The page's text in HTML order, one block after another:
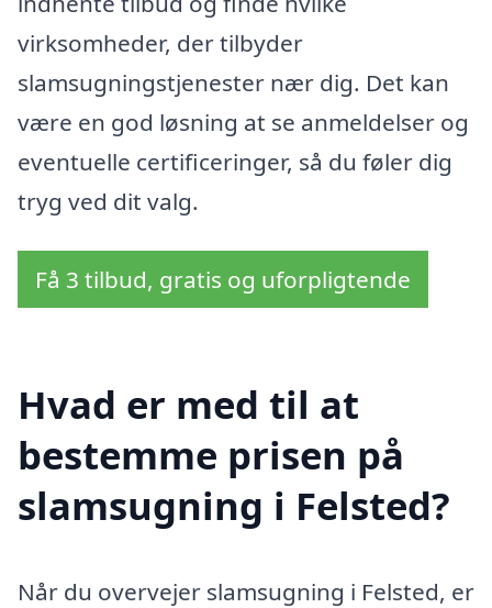
virksomheder, der tilbyder
slamsugningstjenester nær dig. Det kan
være en god løsning at se anmeldelser og
eventuelle certificeringer, så du føler dig
tryg ved dit valg.
Få 3 tilbud, gratis og uforpligtende
Hvad er med til at
bestemme prisen på
slamsugning i Felsted?
Når du overvejer slamsugning i Felsted, er